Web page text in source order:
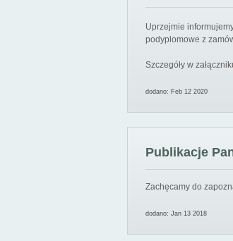
Uprzejmie
podyplomowe z
Szczegóły w
dodano: Feb 12 2020
Publikacje
Zachęcamy do
dodano: Jan 13 2018